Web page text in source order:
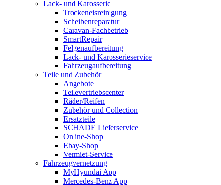
Lack- und Karosserie
Trockeneisreinigung
Scheibenreparatur
Caravan-Fachbetrieb
SmartRepair
Felgenaufbereitung
Lack- und Karosserieservice
Fahrzeugaufbereitung
Teile und Zubehör
Angebote
Teilevertriebscenter
Räder/Reifen
Zubehör und Collection
Ersatzteile
SCHADE Lieferservice
Online-Shop
Ebay-Shop
Vermiet-Service
Fahrzeugvernetzung
MyHyundai App
Mercedes-Benz App